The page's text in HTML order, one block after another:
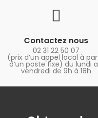
Contactez nous
02 31 22 50 07
(prix d’un appel local à
d’un poste fixe) du lundi
vendredi de 9h à 18h